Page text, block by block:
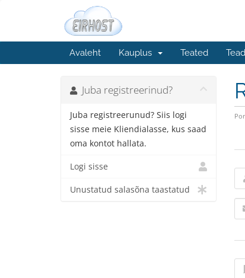
Avaleht Kauplus Teated
Juba registreerinud?
Juba registreerunud? Siis logi
sisse meie Kliendialasse, kus saad
oma kontot hallata.
Logi sisse
Unustatud salasõna taastatud